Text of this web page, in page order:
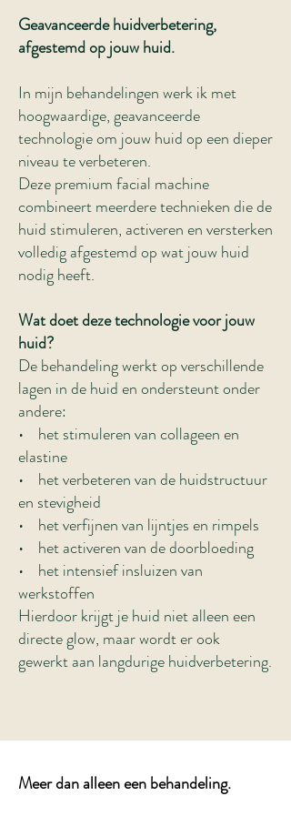
Geavanceerde huidverbetering,
afgestemd op jouw huid.
In mijn behandelingen werk ik met
hoogwaardige, geavanceerde
technologie om jouw huid op een dieper
niveau te verbeteren.
Deze premium facial machine
combineert meerdere technieken die de
huid stimuleren, activeren en versterken
volledig afgestemd op wat jouw huid
nodig heeft.
Wat doet deze technologie voor jouw
huid?
De behandeling werkt op verschillende
lagen in de huid en ondersteunt onder
andere:
• het stimuleren van collageen en
elastine
• het verbeteren van de huidstructuur
en stevigheid
• het verfijnen van lijntjes en rimpels
• het activeren van de doorbloeding
• het intensief insluizen van
werkstoffen
Hierdoor krijgt je huid niet alleen een
directe glow, maar wordt er ook
gewerkt aan langdurige huidverbetering.
Meer dan alleen een behandeling.